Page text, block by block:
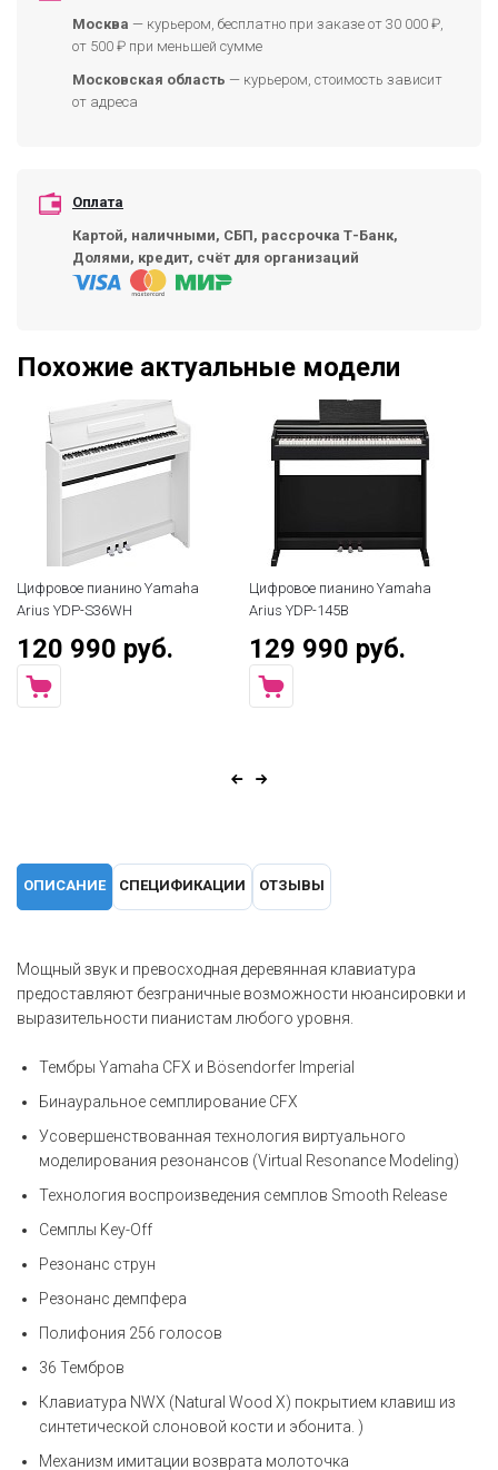
Москва — курьером, бесплатно при заказе от 30 000 ₽,
от 500 ₽ при меньшей сумме
Московская область — курьером, стоимость зависит
от адреса
Оплата
Картой, наличными, СБП, рассрочка Т-Банк,
Долями, кредит, счёт для организаций
Похожие актуальные модели
Цифровое пианино Yamaha
Arius YDP-S36WH
120 990 руб.
Цифровое пианино Yamaha
Arius YDP-145B
129 990 руб.
ОПИСАНИЕ СПЕЦИФИКАЦИИ ОТЗЫВЫ
Мощный звук и превосходная деревянная клавиатура
предоставляют безграничные возможности нюансировки и
выразительности пианистам любого уровня.
Тембры Yamaha CFX и Bösendorfer Imperial
Бинауральное семплирование CFX
Усовершенствованная технология виртуального
моделирования резонансов (Virtual Resonance Modeling)
Технология воспроизведения семплов Smooth Release
Семплы Key-Off
Резонанс струн
Резонанс демпфера
Полифония 256 голосов
36 Тембров
Клавиатура NWX (Natural Wood X) покрытием клавиш из
синтетической слоновой кости и эбонита. )
Механизм имитации возврата молоточка